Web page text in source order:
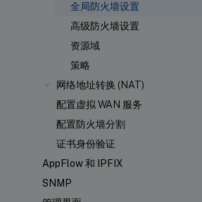
全局防火墙设置
高级防火墙设置
资源域
策略
网络地址转换 (NAT)
配置虚拟 WAN 服务
配置防火墙分割
证书身份验证
AppFlow 和 IPFIX
SNMP